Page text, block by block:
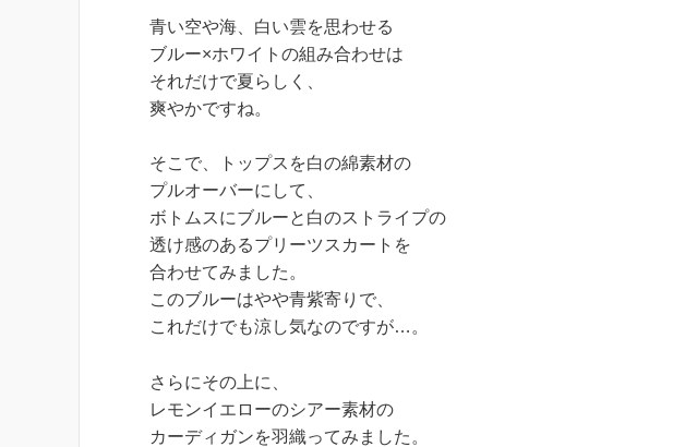
青い空や海、白い雲を思わせる
ブルー×ホワイトの組み合わせは
それだけで夏らしく、
爽やかですね。
そこで、トップスを白の綿素材の
プルオーバーにして、
ボトムスにブルーと白のストライプの
透け感のあるプリーツスカートを
合わせてみました。
このブルーはやや青紫寄りで、
これだけでも涼し気なのですが…。
さらにその上に、
レモンイエローのシアー素材の
カーディガンを羽織ってみました。